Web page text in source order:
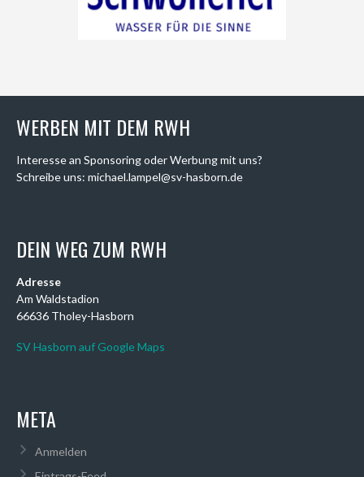
WERBEN MIT DEM RWH
Interesse an Sponsoring oder Werbung mit uns?
Schreibe uns: michael.lampel@sv-hasborn.de
DEIN WEG ZUM RWH
Adresse
Am Waldstadion
66636 Tholey-Hasborn
SV Hasborn auf Google Maps
META
Anmelden